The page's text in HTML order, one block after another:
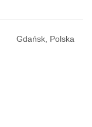
Gdańsk, Polska